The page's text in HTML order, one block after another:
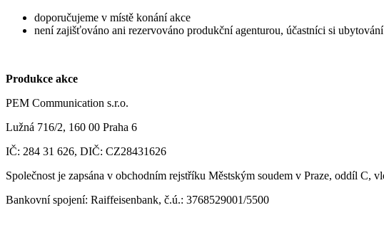
doporučujeme v místě konání akce
není zajišťováno ani rezervováno produkční agenturou, účastníci si
Produkce akce
PEM Communication s.r.o.
Lužná 716/2, 160 00 Praha 6
IČ: 284 31 626, DIČ: CZ28431626
Společnost je zapsána v obchodním rejstříku Městským soudem v Praze, oddíl C,
Bankovní spojení: Raiffeisenbank, č.ú.: 3768529001/5500